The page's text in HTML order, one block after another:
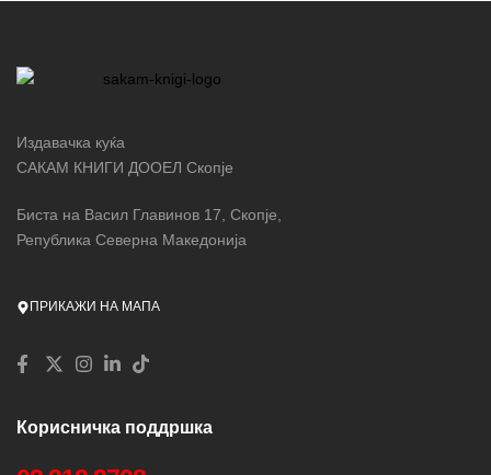
Издавачка куќа
САКАМ КНИГИ ДООЕЛ Скопје
Биста на Васил Главинов 17, Скопје,
Република Северна Македонија
ПРИКАЖИ НА МАПА
Корисничка поддршка